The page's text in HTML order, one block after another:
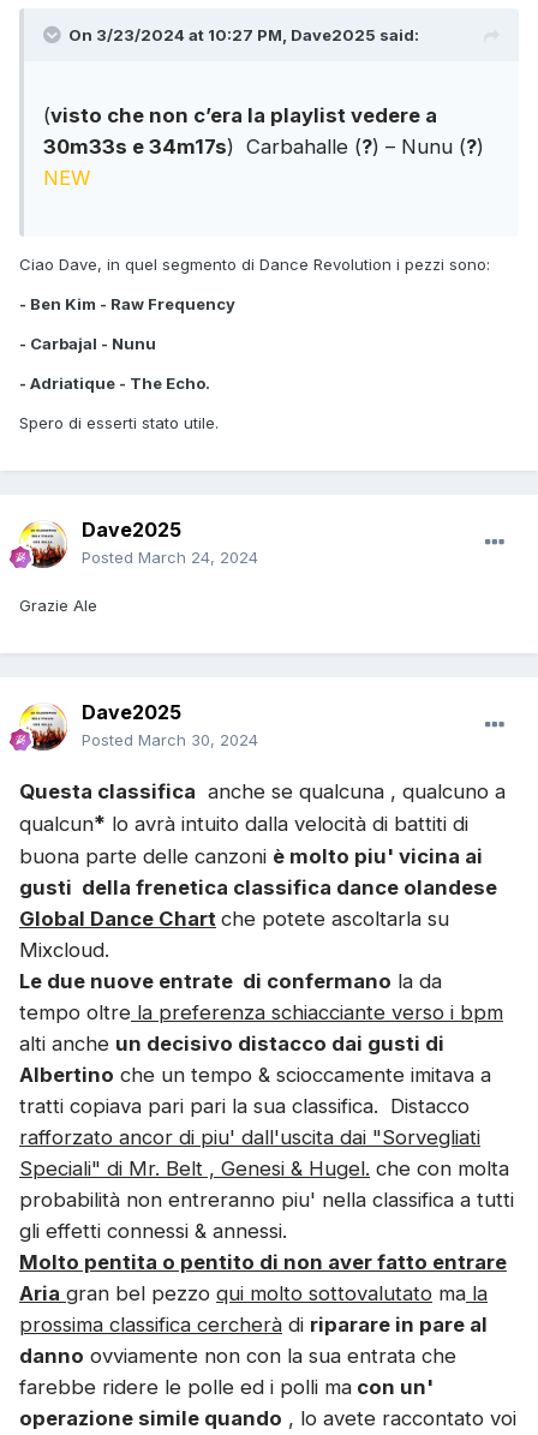
On 3/23/2024 at 10:27 PM, Dave2025 said:
(visto che non c’era la playlist vedere a
30m33s e 34m17s) Carbahalle (?) – Nunu (?)
NEW
Ciao Dave, in quel segmento di Dance Revolution i pezzi sono:
- Ben Kim - Raw Frequency
- Carbajal - Nunu
- Adriatique - The Echo.
Spero di esserti stato utile.
Dave2025
Posted March 24, 2024
Grazie Ale
Dave2025
Posted March 30, 2024
Questa classifica anche se qualcuna , qualcuno a
qualcun* lo avrà intuito dalla velocità di battiti di
buona parte delle canzoni è molto piu' vicina ai
gusti della frenetica classifica dance olandese
Global Dance Chart che potete ascoltarla su
Mixcloud.
Le due nuove entrate di confermano la da
tempo oltre la preferenza schiacciante verso i bpm
alti anche un decisivo distacco dai gusti di
Albertino che un tempo & scioccamente imitava a
tratti copiava pari pari la sua classifica. Distacco
rafforzato ancor di piu' dall'uscita dai "Sorvegliati
Speciali" di Mr. Belt , Genesi & Hugel. che con molta
probabilità non entreranno piu' nella classifica a tutti
gli effetti connessi & annessi.
Molto pentita o pentito di non aver fatto entrare
Aria gran bel pezzo qui molto sottovalutato ma la
prossima classifica cercherà di riparare in pare al
danno ovviamente non con la sua entrata che
farebbe ridere le polle ed i polli ma con un'
operazione simile quando , lo avete raccontato voi